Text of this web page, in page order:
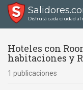
Disfrutá cada ciudad
Hoteles con
habitaciones y
1 publicaciones